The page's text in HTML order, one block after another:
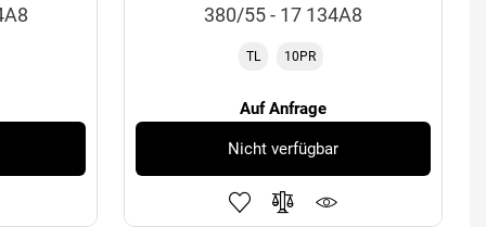
380/55 - 17 134A8
TL 10PR
Auf Anfrage
Nicht verfügbar